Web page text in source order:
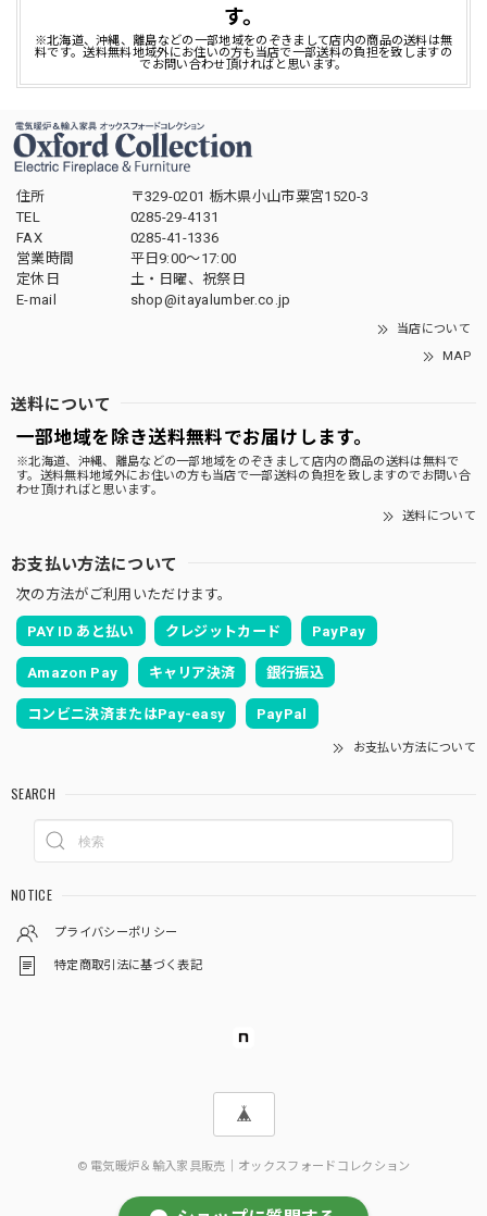
す。
※北海道、沖縄、離島などの一部地域をのぞきまして店内の商品の送料は無
料です。送料無料地域外にお住いの方も当店で一部送料の負担を致しますの
でお問い合わせ頂ければと思います。
住所
〒329-0201 栃木県小山市粟宮1520-3
TEL
0285-29-4131
FAX
0285-41-1336
営業時間
平日9:00～17:00
定休日
土・日曜、祝祭日
E-mail
shop@itayalumber.co.jp
当店について
MAP
送料について
一部地域を除き送料無料でお届けします。
※北海道、沖縄、離島などの一部地域をのぞきまして店内の商品の送料は無料で
す。送料無料地域外にお住いの方も当店で一部送料の負担を致しますのでお問い合
わせ頂ければと思います。
送料について
お支払い方法について
次の方法がご利用いただけます。
PAY ID あと払い クレジットカード PayPay
Amazon Pay キャリア決済 銀行振込
コンビニ決済またはPay-easy PayPal
お支払い方法について
SEARCH
NOTICE
プライバシーポリシー
特定商取引法に基づく表記
© 電気暖炉＆輸入家具販売｜オックスフォードコレクション